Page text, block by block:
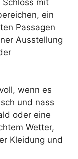
ein
Passagen
Ausstellung
wenn es
und nass
oder eine
Wetter,
Kleidung und